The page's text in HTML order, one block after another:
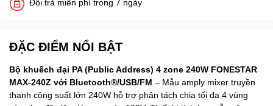
Đổi trả miễn phí trong 7 ngày
ĐẶC ĐIỂM NỔI BẬT
Bộ khuếch đại PA (Public Address) 4 zone 240W FONESTAR
MAX-240Z với Bluetooth®/USB/FM – Mẫu amply mixer truyền
thanh công suất lớn 240W hỗ trợ phân tách chia tối đa 4 vùng